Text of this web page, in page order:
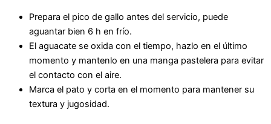
Prepara el pico de gallo antes del servicio, puede
aguantar bien 6 h en frío.
El aguacate se oxida con el tiempo, hazlo en el último
momento y mantenlo en una manga pastelera para evitar
el contacto con el aire.
Marca el pato y corta en el momento para mantener su
textura y jugosidad.